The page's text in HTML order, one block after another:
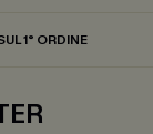
1° ORDINE